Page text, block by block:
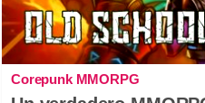
Corepunk MMORPG